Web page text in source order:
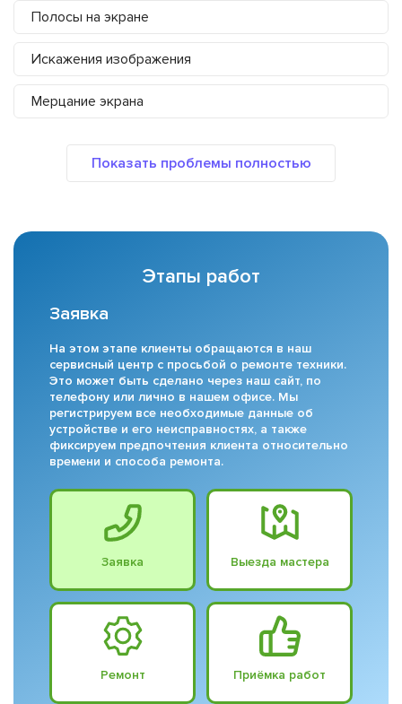
Полосы на экране
Искажения изображения
Мерцание экрана
Этапы работ
Заявка
На этом этапе клиенты обращаются в наш
сервисный центр с просьбой о ремонте техники.
Это может быть сделано через наш сайт, по
телефону или лично в нашем офисе. Мы
регистрируем все необходимые данные об
устройстве и его неисправностях, а также
фиксируем предпочтения клиента относительно
времени и способа ремонта.
Заявка Выезда мастера
Ремонт Приёмка работ